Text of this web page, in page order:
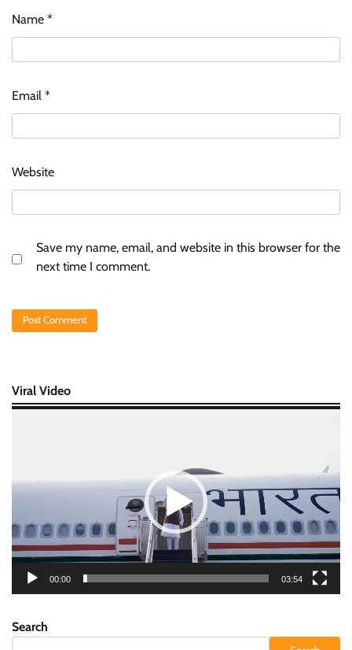
Name *
Email *
Website
Save my name, email, and website in this browser for the
next time I comment.
Viral Video
00:00 03:54
Search